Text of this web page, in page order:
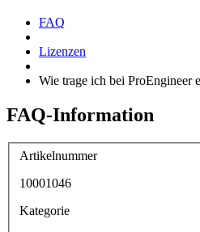
FAQ
Lizenzen
Wie trage ich bei ProEngineer
FAQ-Information
Artikelnummer
10001046
Kategorie